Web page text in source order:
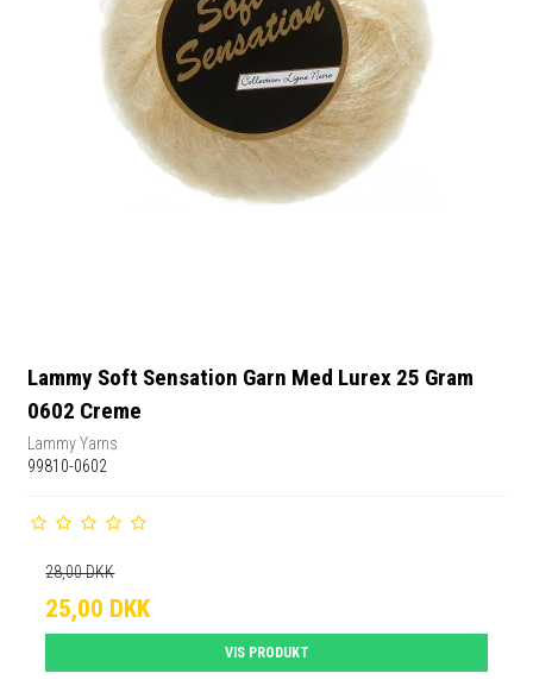
Lammy Soft Sensation Garn Med Lurex 25 Gram
0602 Creme
Lammy Yarns
99810-0602
28,00 DKK
25,00 DKK
VIS PRODUKT